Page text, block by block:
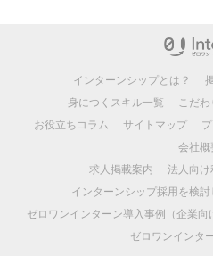
インターンシップとは？
身につくスキル一覧
こだわ
お役立ちコラム
サイトマップ
会社概
求人掲載案内
法人向け
インターンシップ採用を検
ゼロワンインターン導入事例（企業向
ゼロワンインタ